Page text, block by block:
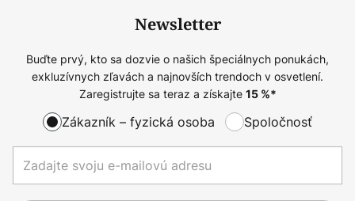
Newsletter
Buďte prvý, kto sa dozvie o našich špeciálnych ponukách,
exkluzívnych zľavách a najnovších trendoch v osvetlení.
Zaregistrujte sa teraz a získajte 15%*
Zákazník – fyzická osoba Spoločnosť